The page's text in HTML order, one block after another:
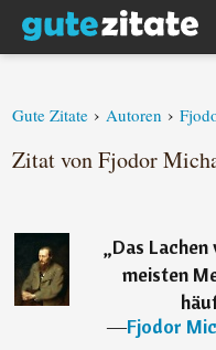
Gute Zitate › Autoren ›
Zitat von Fjodor
„Das
meisten
―Fjodor